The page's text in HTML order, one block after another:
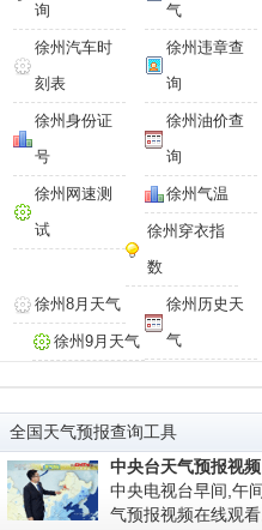
询
气
徐州汽车时
刻表
徐州违章查
询
徐州身份证
号
徐州油价查
询
徐州网速测
试
徐州气温
徐州穿衣指
数
徐州历史天
气
徐州8月天气
徐州9月天气
全国天气预报查询工具
中央台天气预报视频
中央电视台早间,午
气预报视频在线观看